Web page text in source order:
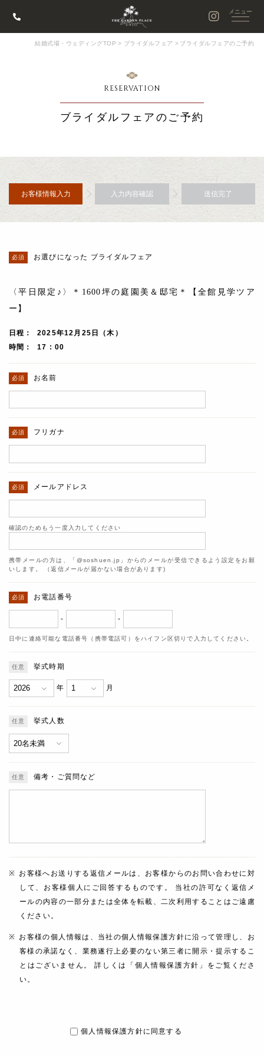
結婚式場・ウェディングTOP > ブライダルフェア > ブライダルフェアのご予約
RESERVATION
ブライダルフェアのご予約
お客様情報入力 入力内容確認 送信完了
お選びになった ブライダルフェア
〈平日限定♪〉＊1600坪の庭園美＆邸宅＊【全館見学ツア
ー】
日程
2025年12月25日（木）
時間
17 : 00
お名前
フリガナ
メールアドレス
確認のためもう一度入力してください
携帯メールの方は、「@soshuen.jp」からのメールが受信できるよう設定をお願
いします。 （返信メールが届かない場合があります)
お電話番号
- -
日中に連絡可能な電話番号（携帯電話可）をハイフン区切りで入力してください。
挙式時期
年 月
挙式人数
備考・ご質問など
お客様へお送りする返信メールは、お客様からのお問い合わせに対
して、お客様個人にご回答するものです。 当社の許可なく返信メ
ールの内容の一部分または全体を転載、二次利用することはご遠慮
ください。
お客様の個人情報は、当社の個人情報保護方針に沿って管理し、お
客様の承諾なく、業務遂行上必要のない第三者に開示・提示するこ
とはございません。 詳しくは「個人情報保護方針」をご覧くださ
い。
個人情報保護方針に同意する